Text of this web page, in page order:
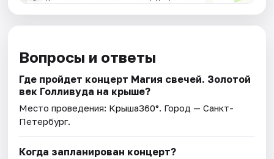
Вопросы и ответы
Где пройдет концерт Магия свечей. Золотой
век Голливуда на крыше?
Место проведения: Крыша360°. Город — Санкт-
Петербург.
Когда запланирован концерт?